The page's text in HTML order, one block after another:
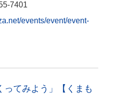
7401
events/event/event-
ってみよう」【くまも